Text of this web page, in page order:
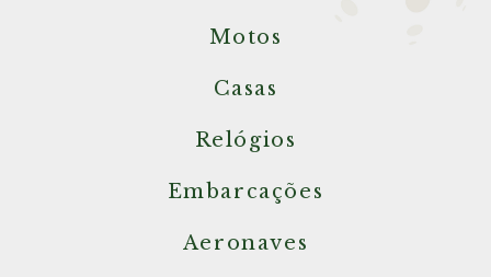
Motos
Casas
Relógios
Embarcações
Aeronaves